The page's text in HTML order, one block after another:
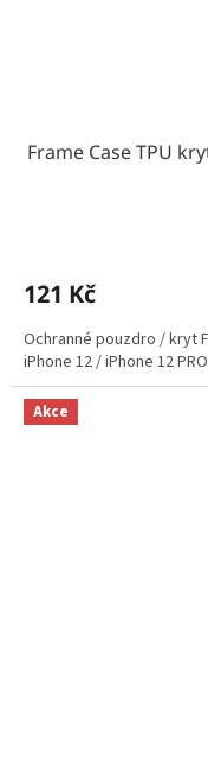
Frame Case TPU
121 Kč
Ochranné pouzdro / kryt
iPhone 12 / iPhone 12
Akce